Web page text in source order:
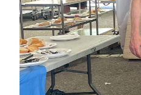
BERA BERA IZARRAK